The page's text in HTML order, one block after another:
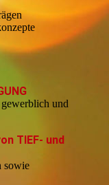
und
TIEF- und
sowie